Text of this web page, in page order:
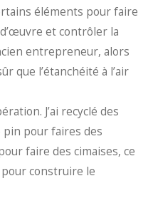
éléments pour faire
et contrôler la
entrepreneur, alors
que l’étanchéité à l’air
J’ai recyclé des
pin pour faires des
faire des cimaises, ce
construire le